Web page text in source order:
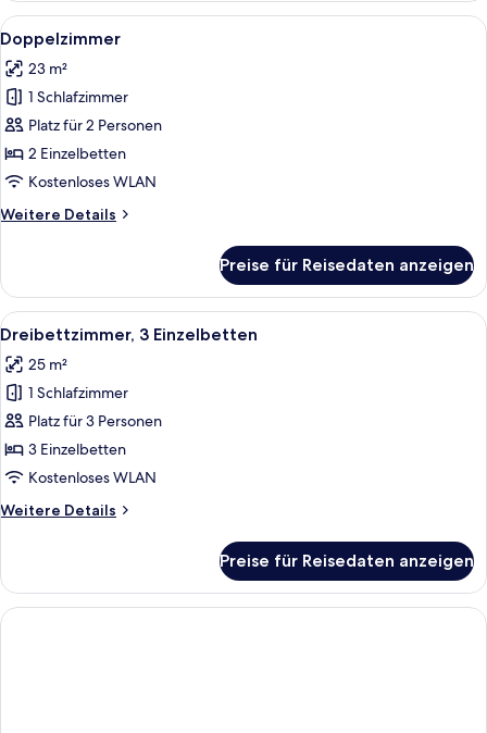
Einzelnutzung
Alle
Fotos
für
Doppelzimmer
anzeigen
Ein modernes Hotelzimmer mit
36
Doppelzimmer
23 m²
1 Schlafzimmer
Platz für 2 Personen
2 Einzelbetten
Kostenloses WLAN
Weitere Details
Weitere
Preise für Reisedaten anzeigen
Alle
Fotos
für
Dreibettzimmer,
3 Einzelbetten
anzeigen
Ein Hotelzimmer mit zwei Betten,
13
Dreibettzimmer, 3 Einzelbetten
25 m²
1 Schlafzimmer
Platz für 3 Personen
3 Einzelbetten
Kostenloses WLAN
Weitere Details
Weitere
3 Einzelbetten
Preise für Reisedaten anzeigen